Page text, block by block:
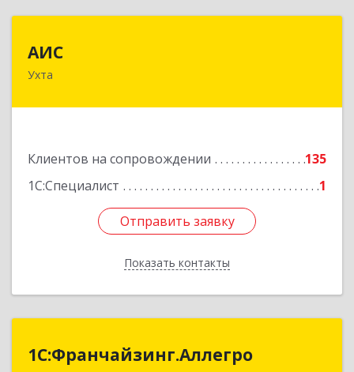
АИС
Ухта
Клиентов на сопровождении
135
1С:Специалист
1
Отправить заявку
Показать контакты
169310, Коми Респ, Ухта г, Первомайская ул.,
Отправить заявку
Назад
1С:Франчайзинг.Аллегро
1С:Франчайзинг.Аллегро